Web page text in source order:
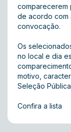
comparecerem
de acordo com
convocação.
Os
no local e dia
motivo,
Seleção
Confira a lista